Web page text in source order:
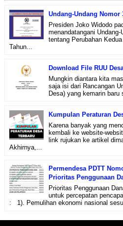
Undang-Undang Nomor
Presiden Joko Widodo
menandatangani
tentang Perubahan
Tahun...
Download File RUU
Mungkin diantara kita
saja isi dari Rancangan
Desa) yang kemarin baru
Kumpulan Peraturan
Karena banyak yang
kembali ke website-
link rujukan ke artikel
Akhirnya,...
Permendesa PDTT
Prioritas Penggunaan
Prioritas Penggunaan
untuk percepatan
: 1). Pemulihan ekonomi nasional